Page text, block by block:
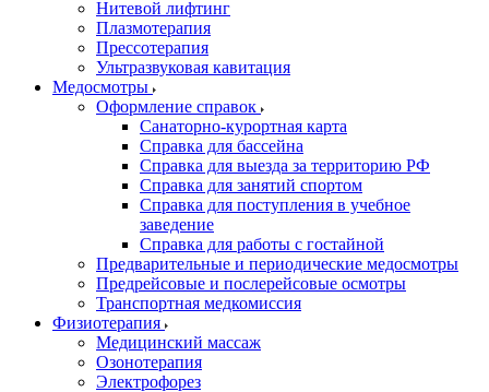
Нитевой лифтинг
Плазмотерапия
Прессотерапия
Ультразвуковая кавитация
Медосмотры
Оформление справок
Санаторно-курортная карта
Справка для бассейна
Справка для выезда за территорию РФ
Справка для занятий спортом
Справка для поступления в учебное
заведение
Справка для работы с гостайной
Предварительные и периодические медосмотры
Предрейсовые и послерейсовые осмотры
Транспортная медкомиссия
Физиотерапия
Медицинский массаж
Озонотерапия
Электрофорез